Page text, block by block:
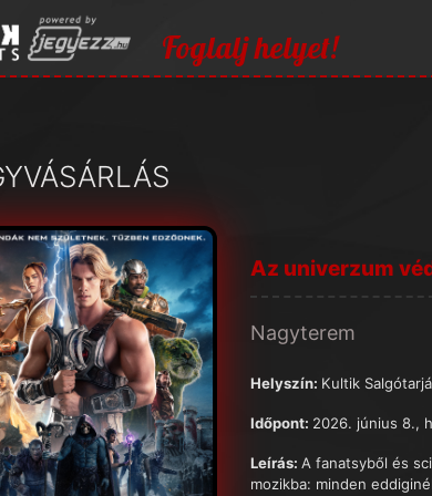
Foglalj helyet!
Az univerzum
Nagyterem
Helyszín: Kultik
Időpont: 2026. június 8.,
Leírás: A fanatsyből és
mozikba: minden